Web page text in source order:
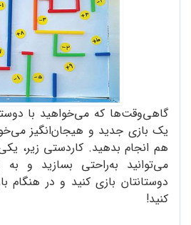
گاهی‌وقت‌ها که می‌خواهید با
یک بازی جدید و هیجان‌انگیز
هم انجام بدهید. کاردستی زیر،
می‌توانید به‌راحتی بسازید و به
دوستانتان بازی کنید و در هنگام
کنید!